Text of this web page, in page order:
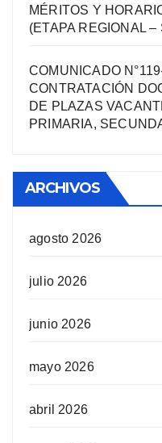
MÉRITOS Y
(ETAPA REGIONAL
COMUNICADO
CONTRATACIÓN
DE PLAZAS
PRIMARIA,
ARCHIVOS
agosto 2026
julio 2026
junio 2026
mayo 2026
abril 2026